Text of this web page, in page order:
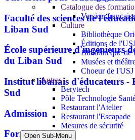
Catalogue des
Version
Culture
Bibliothèque
Éditions de
Bibliothèque de
Musées et
Choeur de l'USJ
Autres
Berytech
Pôle Technologie
Restaurant l'Atelier
Restaurant l'Escapade
Mesures de sécurité
Open Sub-Menu
Faculté des sciences de
Liban Sud
École supérieure d'ingénieurs
du Liban Sud
Institut libanais d'éducateurs -
Sud
Admission
Formations